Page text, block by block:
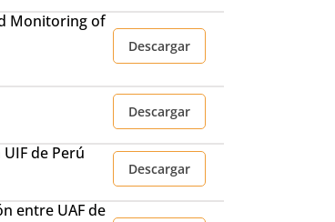
Monitoring of
Descargar
Descargar
de Perú
Descargar
entre UAF de